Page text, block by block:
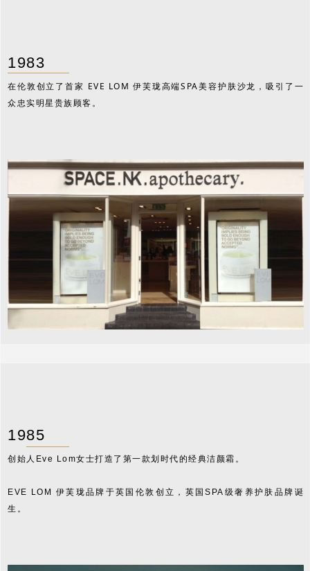
1983
在伦敦创立了首家 EVE LOM 伊芙珑高端SPA美容护肤沙龙，吸引了一
众忠实明星贵族顾客。
1985
创始人Eve Lom女士打造了第一款划时代的经典洁颜霜。
EVE LOM 伊芙珑品牌于英国伦敦创立，英国SPA级奢养护肤品牌诞
生。